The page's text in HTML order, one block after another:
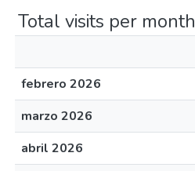
Total visits per month
febrero 2026
marzo 2026
abril 2026